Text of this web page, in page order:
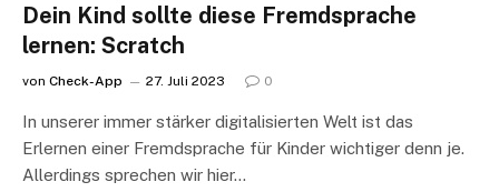
Dein Kind sollte diese Fremdsprache
lernen: Scratch
von Check-App 27. Juli 2023 0
In unserer immer stärker digitalisierten Welt ist das
Erlernen einer Fremdsprache für Kinder wichtiger denn je.
Allerdings sprechen wir hier…